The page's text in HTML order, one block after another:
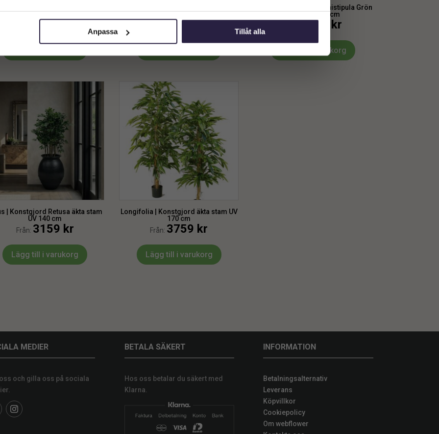
Anpassa Tillåt alla
konstgjorda blad UV 170 cm
4249kr
Mini Natasja UV 110 cm
2179kr
Fikus | Konstgjord Cyathistipula Grön
äkta stam 170cm
5939 kr
Lägg till i varukorg
| Konstgjord Retusa äkta stam
UV 140 cm
Från: 3159 kr
Lägg till i varukorg
Longifolia | Konstgjord äkta stam UV
170 cm
Från: 3759 kr
Lägg till i varukorg
MEDIER
och gilla oss på sociala
BETALA SÄKERT
Hos oss betalar du säkert med
Klarna.
INFORMATION
Betalningsalternativ
Leverans
Köpvillkor
Cookiepolicy
Om webflower